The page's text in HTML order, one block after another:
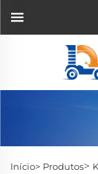
Início> Produtos>